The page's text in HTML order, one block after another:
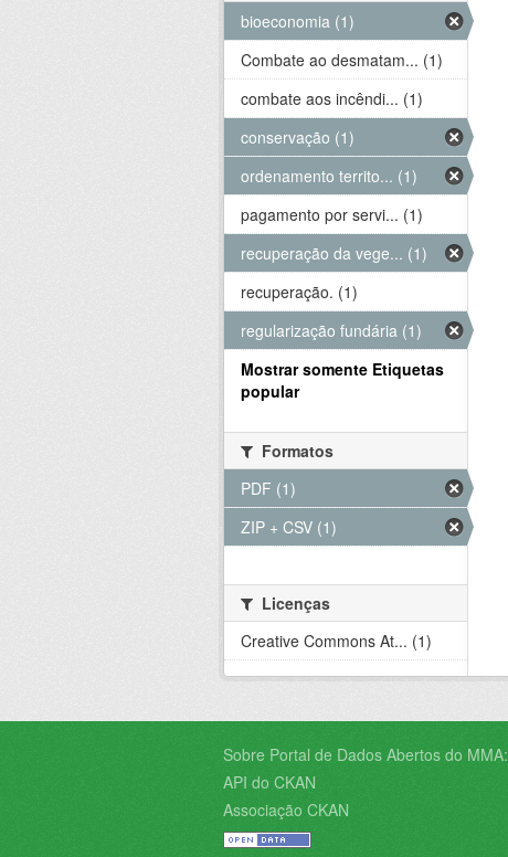
bioeconomia (1)
Combate ao desmatam... (1)
combate aos incêndi... (1)
conservação (1)
ordenamento territo... (1)
pagamento por servi... (1)
recuperação da vege... (1)
recuperação. (1)
regularização fundária (1)
Mostrar somente Etiquetas
popular
Formatos
PDF (1)
ZIP + CSV (1)
Licenças
Creative Commons At... (1)
Sobre Portal de Dados Abertos do MMA:
API do CKAN
Associação CKAN